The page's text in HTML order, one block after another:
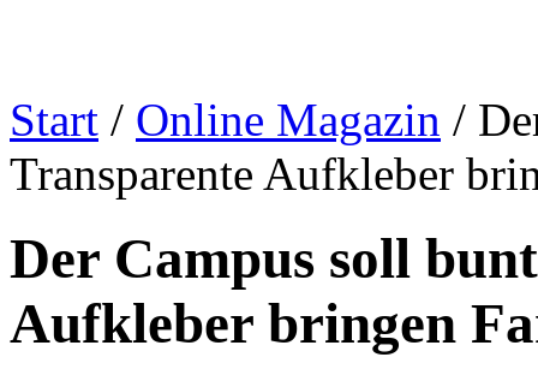
Start / Online Magazin /
Transparente Aufkleber
Der Campus soll
Aufkleber bringen